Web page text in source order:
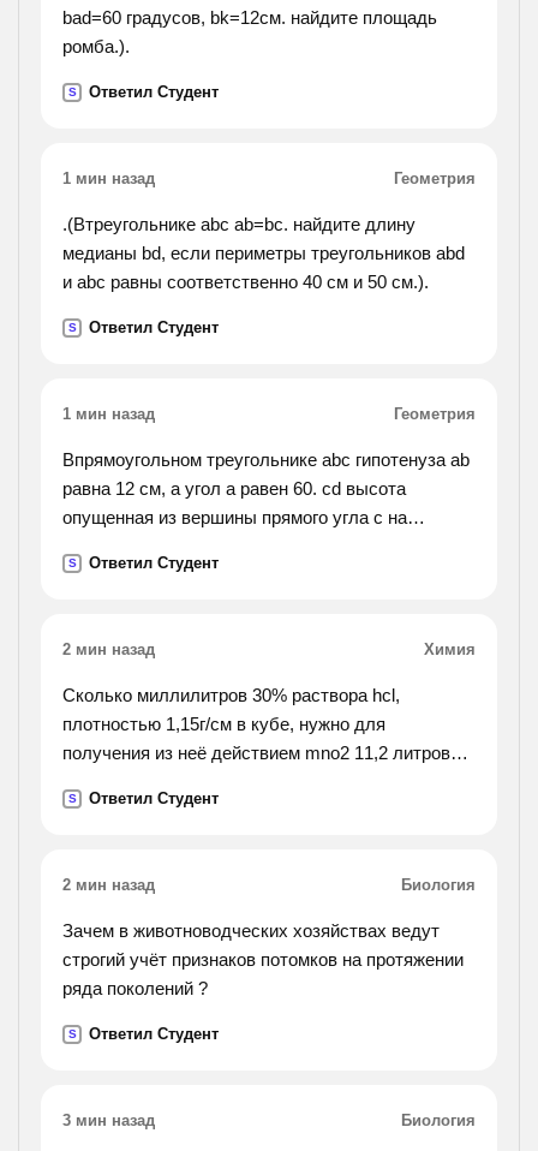
bad=60 градусов, bk=12см. найдите площадь
ромба.).
S Ответил Студент
1 мин назад Геометрия
.(Втреугольнике abc ab=bc. найдите длину
медианы bd, если периметры треугольников abd
и abc равны соответственно 40 см и 50 см.).
S Ответил Студент
1 мин назад Геометрия
Впрямоугольном треугольнике abc гипотенуза ab
равна 12 см, а угол a равен 60. cd высота
опущенная из вершины прямого угла c на
S Ответил Студент
2 мин назад Химия
Сколько миллилитров 30% раствора hcl,
плотностью 1,15г/см в кубе, нужно для
получения из неё действием mno2 11,2 литров
S Ответил Студент
2 мин назад Биология
Зачем в животноводческих хозяйствах ведут
строгий учёт признаков потомков на протяжении
ряда поколений ?
S Ответил Студент
3 мин назад Биология